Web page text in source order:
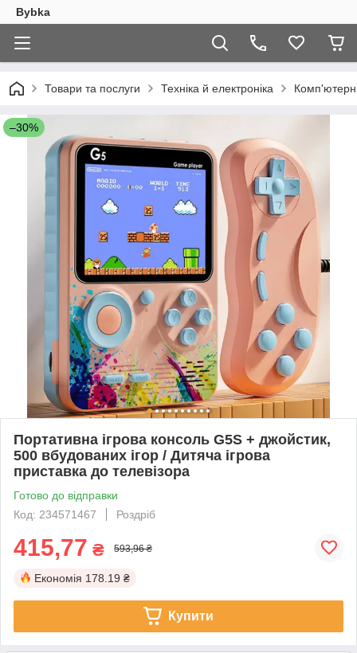
Bybka
Товари та послуги Техніка й електроніка
–30%
Портативна ігрова консоль G5S + джойстик,
500 вбудованих ігор / Дитяча ігрова
приставка до телевізора
Готово до відправки
Код: 234571467
Роздріб
415,77 ₴ 593,96 ₴
Економія 178.19 ₴
Купити